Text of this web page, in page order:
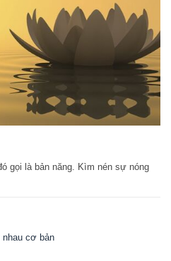
gọi là bản năng. Kìm nén sự nóng
cơ bản